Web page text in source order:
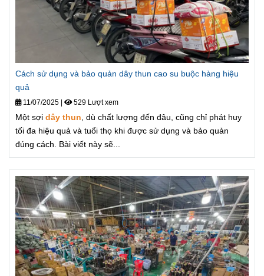
Cách sử dụng và bảo quản dây thun cao su buộc hàng hiệu
quả
11/07/2025 529 Lượt xem
Một sợi dây thun, dù chất lượng đến đâu, cũng chỉ phát huy
tối đa hiệu quả và tuổi thọ khi được sử dụng và bảo quản
đúng cách. Bài viết này sẽ...